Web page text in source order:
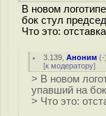
В новом
бок стул
Что это:
3.139 ,Аноним (-
[к модератору]
> В новом
упавший на
> Что это: